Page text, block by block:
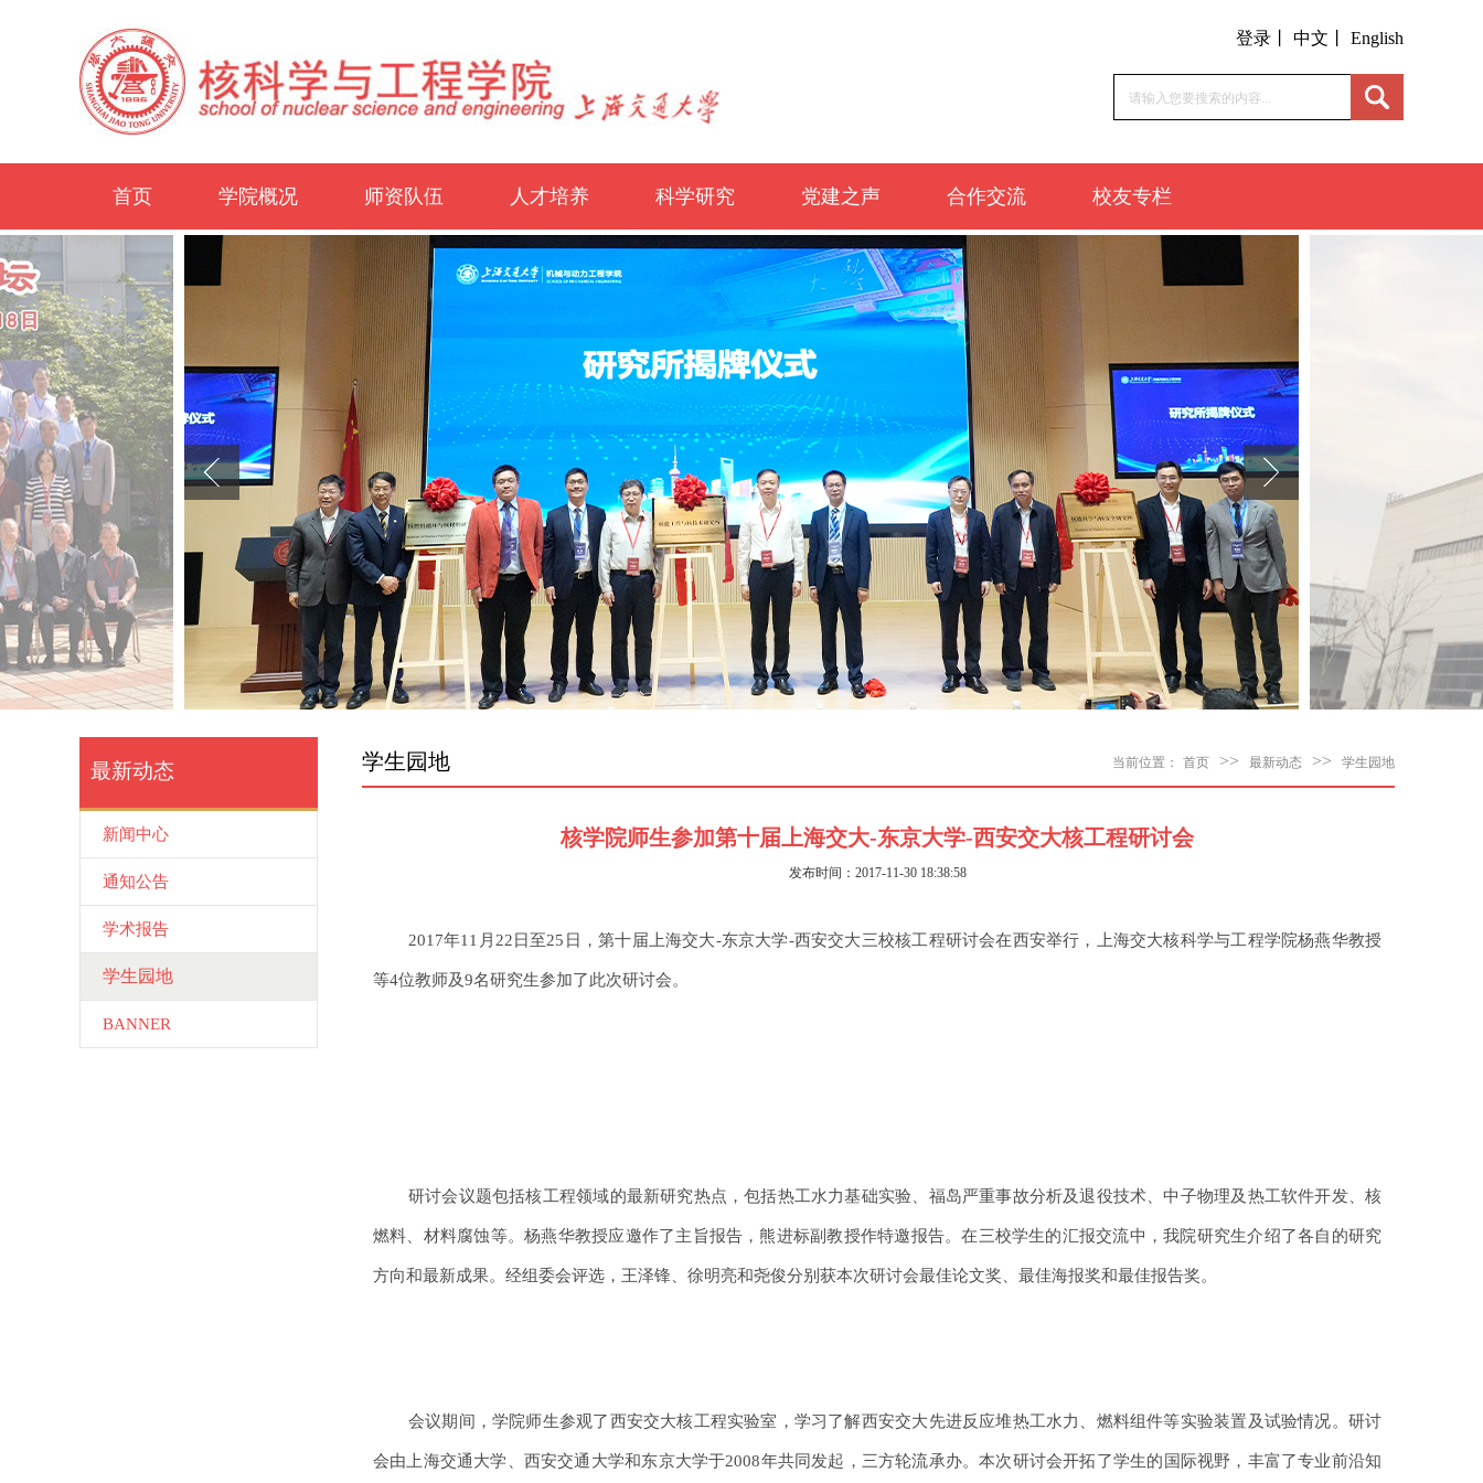
登录丨 中文丨 English
首页 学院概况
学院介绍
历史沿革
办学概况
领导团队
历任领导
行政机构
学院地图
师资队伍
师资概况
教师名录
外聘专家
博士后
人才培养
概况
本科生
研究生
非全日制专硕
学生工作
科学研究
学科方向
科研基地
科研成果
党建之声
理论学习
党建动态
合作交流
概况介绍
国内交流
国外交流
校友专栏
校友动态
校友名录
知名校友
60周年庆专栏
联系我们
最新动态
新闻中心
通知公告
学术报告
学生园地
BANNER
学生园地 当前位置： 首页 >> 最新动态 >> 学生园地
核学院师生参加第十届上海交大-东京大学-西安交大核工程研讨会
发布时间：2017-11-30 18:38:58
2017年11月22日至25日，第十届上海交大-东京大学-西安交大三校核工程研讨会在西安举行，上海交大核科学与工程学院杨燕华教授
等4位教师及9名研究生参加了此次研讨会。
研讨会议题包括核工程领域的最新研究热点，包括热工水力基础实验、福岛严重事故分析及退役技术、中子物理及热工软件开发、核
燃料、材料腐蚀等。杨燕华教授应邀作了主旨报告，熊进标副教授作特邀报告。在三校学生的汇报交流中，我院研究生介绍了各自的研究
方向和最新成果。经组委会评选，王泽锋、徐明亮和尧俊分别获本次研讨会最佳论文奖、最佳海报奖和最佳报告奖。
会议期间，学院师生参观了西安交大核工程实验室，学习了解西安交大先进反应堆热工水力、燃料组件等实验装置及试验情况。研讨
会由上海交通大学、西安交通大学和东京大学于2008年共同发起，三方轮流承办。本次研讨会开拓了学生的国际视野，丰富了专业前沿知